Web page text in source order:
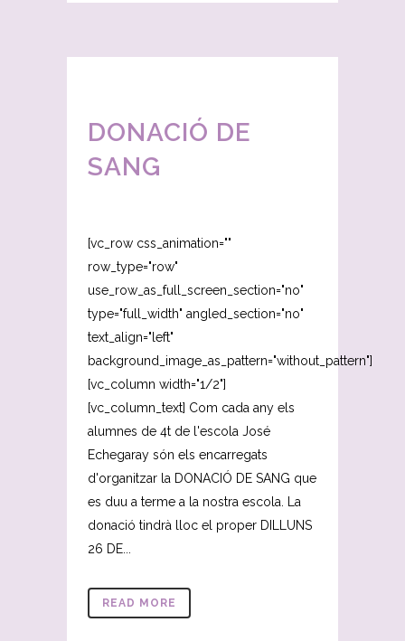
DONACIÓ DE
SANG
[vc_row css_animation=""
row_type="row"
use_row_as_full_screen_section="no"
type="full_width" angled_section="no"
text_align="left"
background_image_as_pattern="without_pattern"]
[vc_column width="1/2"]
[vc_column_text] Com cada any els
alumnes de 4t de l'escola José
Echegaray són els encarregats
d'organitzar la DONACIÓ DE SANG que
es duu a terme a la nostra escola. La
donació tindrà lloc el proper DILLUNS
26 DE...
READ MORE